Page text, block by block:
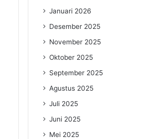
Januari 2026
Desember 2025
November 2025
Oktober 2025
September 2025
Agustus 2025
Juli 2025
Juni 2025
Mei 2025